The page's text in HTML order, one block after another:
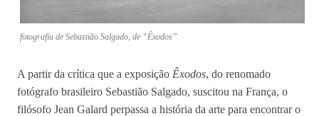
fotografia de Sebastião Salgado, de “Êxodos”
A partir da crítica que a exposição Êxodos, do renomado
fotógrafo brasileiro Sebastião Salgado, suscitou na França, o
filósofo Jean Galard perpassa a história da arte para encontrar o